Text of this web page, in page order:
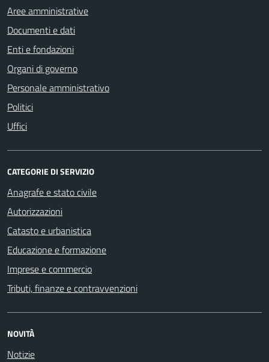
Aree amministrative
Documenti e dati
Enti e fondazioni
Organi di governo
Personale amministrativo
Politici
Uffici
CATEGORIE DI SERVIZIO
Anagrafe e stato civile
Autorizzazioni
Catasto e urbanistica
Educazione e formazione
Imprese e commercio
Tributi, finanze e contravvenzioni
NOVITÀ
Notizie